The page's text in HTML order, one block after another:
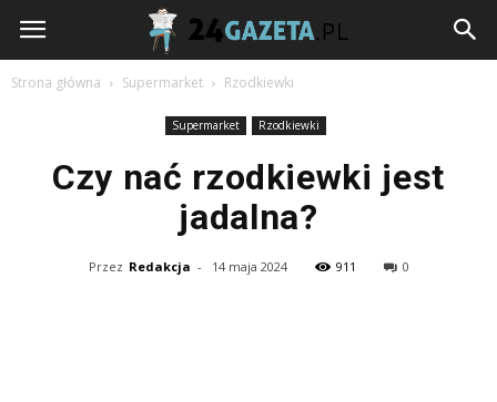
24gazeta.pl
Strona główna Supermarket Rzodkiewki
Supermarket Rzodkiewki
Czy nać rzodkiewki jest
jadalna?
Przez Redakcja - 14 maja 2024 911 0